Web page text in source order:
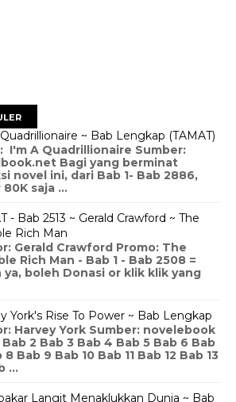
~ Bab Lengkap (TAMAT)
I'm A Quadrillionaire Sumber:
Bagi yang berminat
novel ini, dari Bab 1- Bab 2886,
saja ...
- Bab 2513 ~ Gerald Crawford ~ The
Rich Man
Gerald Crawford Promo: The
Rich Man - Bab 1 - Bab 2508 =
ya, boleh Donasi or klik klik yang
York's Rise To Power ~ Bab Lengkap
Harvey York Sumber: novelebook
Bab 2 Bab 3 Bab 4 Bab 5 Bab 6 Bab
8 Bab 9 Bab 10 Bab 11 Bab 12 Bab 13
...
Langit Menaklukkan Dunia ~ Bab